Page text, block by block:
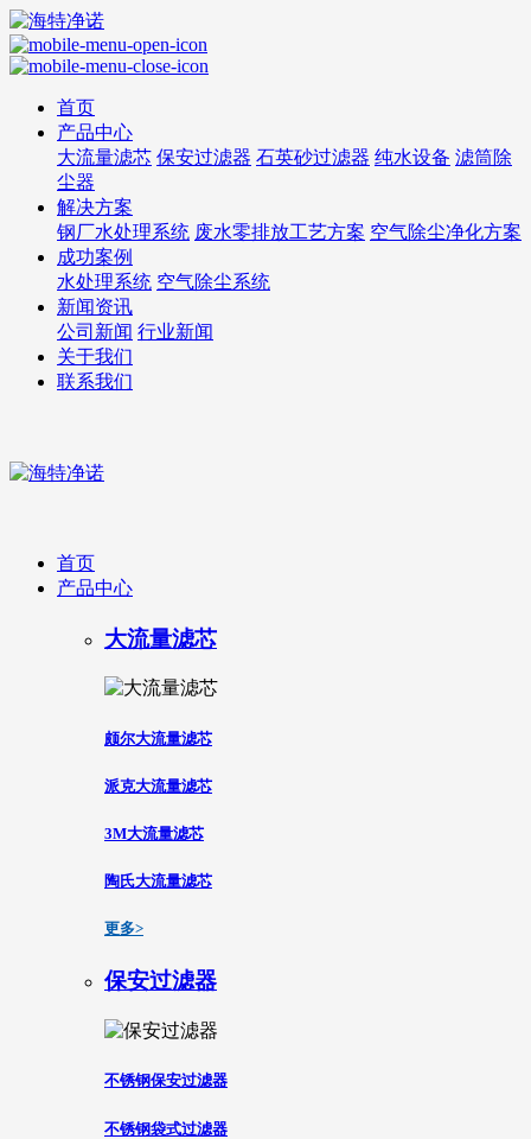
首页
产品中心
大流量滤芯 保安过滤器 石英砂过滤器 纯水设备 滤筒除
尘器
解决方案
钢厂水处理系统 废水零排放工艺方案 空气除尘净化方案
成功案例
水处理系统 空气除尘系统
新闻资讯
公司新闻 行业新闻
关于我们
联系我们
首页
产品中心
大流量滤芯
颇尔大流量滤芯
派克大流量滤芯
3M大流量滤芯
陶氏大流量滤芯
更多>
保安过滤器
不锈钢保安过滤器
不锈钢袋式过滤器